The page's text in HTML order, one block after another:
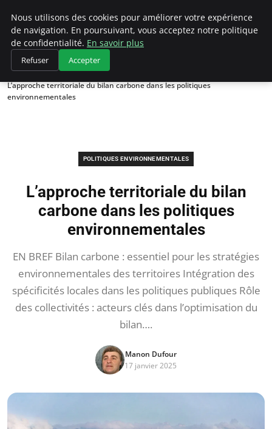
Climategatecountryclub.com
Accueil
Politiques environnementales
L’approche territoriale du bilan carbone dans les politiques
environnementales
POLITIQUES ENVIRONNEMENTALES
L’approche territoriale du bilan
carbone dans les politiques
environnementales
EN BREF Bilan carbone : essentiel pour les stratégies
environnementales des territoires Intégration des
spécificités locales dans les politiques publiques Rôle
des collectivités : acteurs clés dans l’optimisation du
bilan….
Manon Dufour
17 janvier 2025
Nous utilisons des cookies pour améliorer votre expérience
de navigation. En poursuivant, vous acceptez notre politique
de confidentialité. En savoir plus
Refuser Accepter